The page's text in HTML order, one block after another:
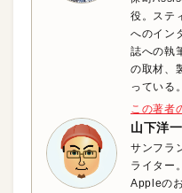
役。ステ
へのイン
誌への執
の取材、
っている。
この著者
山下洋一
サンフラ
ライター
Appleの